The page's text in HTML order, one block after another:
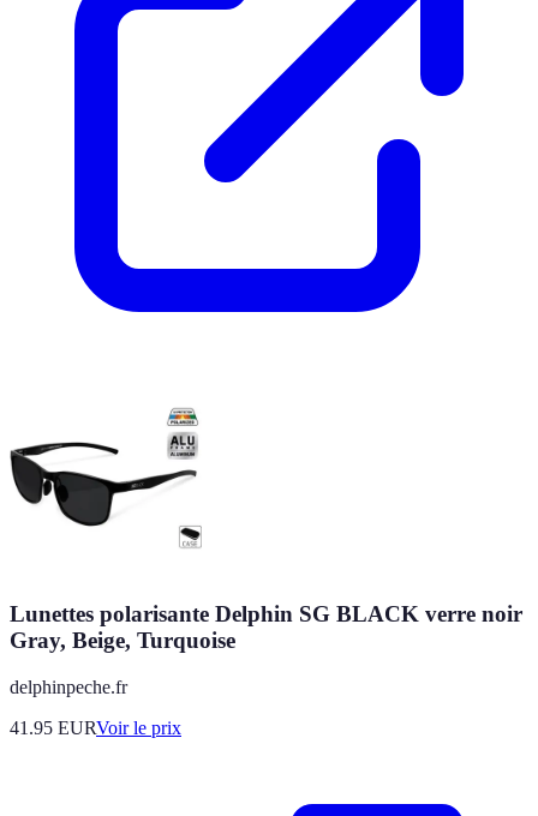
Lunettes polarisante Delphin SG BLACK verre noir
Gray, Beige, Turquoise
delphinpeche.fr
41.95 EURVoir le prix